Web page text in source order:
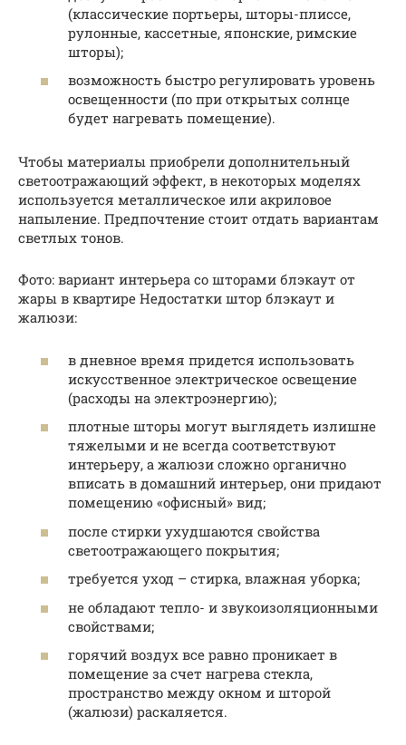
(классические портьеры, шторы-плиссе,
рулонные, кассетные, японские, римские
шторы);
возможность быстро регулировать уровень
освещенности (по при открытых солнце
будет нагревать помещение).
Чтобы материалы приобрели дополнительный
светоотражающий эффект, в некоторых моделях
используется металлическое или акриловое
напыление. Предпочтение стоит отдать вариантам
светлых тонов.
Фото: вариант интерьера со шторами блэкаут от
жары в квартире Недостатки штор блэкаут и
жалюзи:
в дневное время придется использовать
искусственное электрическое освещение
(расходы на электроэнергию);
плотные шторы могут выглядеть излишне
тяжелыми и не всегда соответствуют
интерьеру, а жалюзи сложно органично
вписать в домашний интерьер, они придают
помещению «офисный» вид;
после стирки ухудшаются свойства
светоотражающего покрытия;
требуется уход – стирка, влажная уборка;
не обладают тепло- и звукоизоляционными
свойствами;
горячий воздух все равно проникает в
помещение за счет нагрева стекла,
пространство между окном и шторой
(жалюзи) раскаляется.